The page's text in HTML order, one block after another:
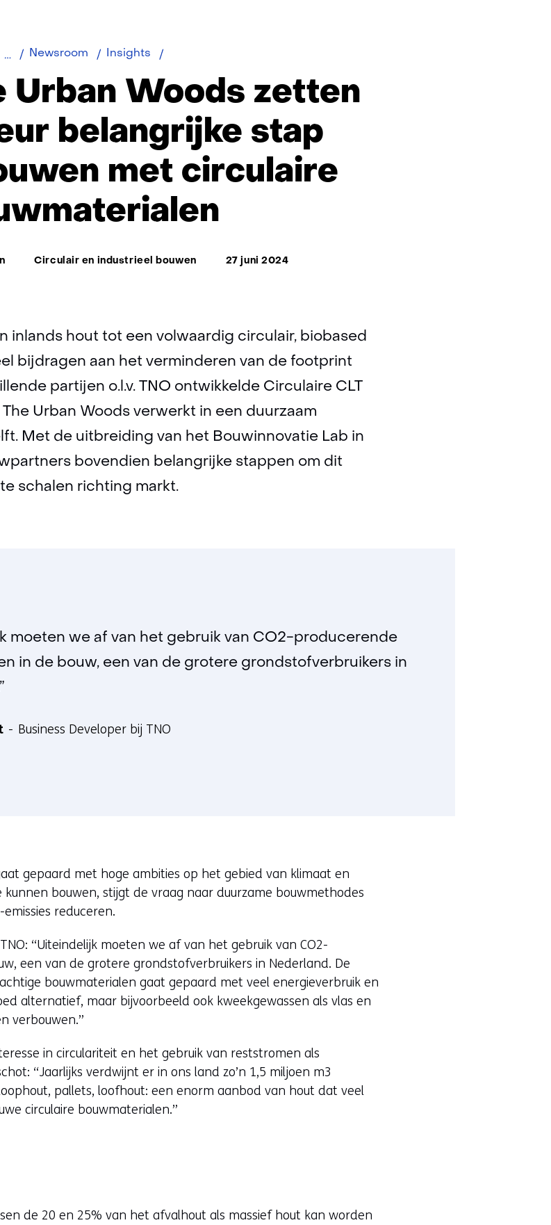
Newsroom Insights
The
Woods
zetten
met
primeur
belangrijke
stap
bouwen
Urban Woods zetten
belangrijke stap
met circulaire
Circulair en industrieel bouwen 27 juni 2024
inlands hout tot een volwaardig circulair, biobased
bijdragen aan het verminderen van de footprint
partijen o.l.v. TNO ontwikkelde Circulaire CLT
Urban Woods verwerkt in een duurzaam
Met de uitbreiding van het Bouwinnovatie Lab in
bovendien belangrijke stappen om dit
schalen richting markt.
moeten we af van het gebruik van CO2-producerende
in de bouw, een van de grotere grondstofverbruikers in
Business Developer bij TNO
gepaard met hoge ambities op het gebied van klimaat en
kunnen bouwen, stijgt de vraag naar duurzame bouwmethodes
reduceren.
“Uiteindelijk moeten we af van het gebruik van CO2-
een van de grotere grondstofverbruikers in Nederland. De
bouwmaterialen gaat gepaard met veel energieverbruik en
alternatief, maar bijvoorbeeld ook kweekgewassen als vlas en
verbouwen.”
in circulariteit en het gebruik van reststromen als
“Jaarlijks verdwijnt er in ons land zo’n 1,5 miljoen m3
pallets, loofhout: een enorm aanbod van hout dat veel
circulaire bouwmaterialen.”
de 20 en 25% van het afvalhout als massief hout kan worden